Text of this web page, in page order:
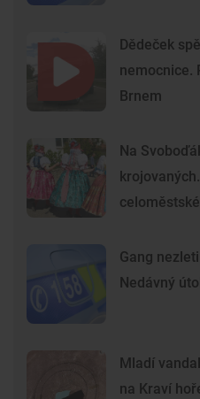
Dědeček
nemocnice.
Brnem
Na
Gang
Nedávný
Mladí
na Kraví